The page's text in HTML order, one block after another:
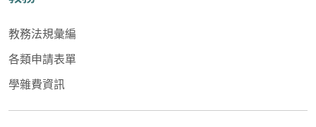
教務法規彙編
各類申請表單
學雜費資訊